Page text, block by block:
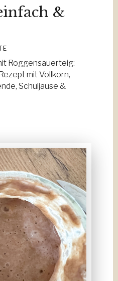
&
Roggensauerteig:
mit Vollkorn,
Schuljause &